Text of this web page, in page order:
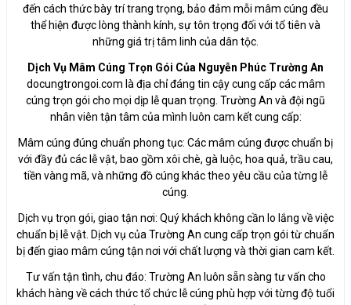
đến cách thức bày trí trang trọng, bảo đảm mỗi mâm cúng đều
thể hiện được lòng thành kính, sự tôn trọng đối với tổ tiên và
những giá trị tâm linh của dân tộc.
Dịch Vụ Mâm Cúng Trọn Gói Của Nguyễn Phúc Trường An
docungtrongoi.com là địa chỉ đáng tin cậy cung cấp các mâm
cúng trọn gói cho mọi dịp lễ quan trọng. Trường An và đội ngũ
nhân viên tận tâm của mình luôn cam kết cung cấp:
Mâm cúng đúng chuẩn phong tục: Các mâm cúng được chuẩn bị
với đầy đủ các lễ vật, bao gồm xôi chè, gà luộc, hoa quả, trầu cau,
tiền vàng mã, và những đồ cúng khác theo yêu cầu của từng lễ
cúng.
Dịch vụ trọn gói, giao tận nơi: Quý khách không cần lo lắng về việc
chuẩn bị lễ vật. Dịch vụ của Trường An cung cấp trọn gói từ chuẩn
bị đến giao mâm cúng tận nơi với chất lượng và thời gian cam kết.
Tư vấn tận tình, chu đáo: Trường An luôn sẵn sàng tư vấn cho
khách hàng về cách thức tổ chức lễ cúng phù hợp với từng độ tuổi